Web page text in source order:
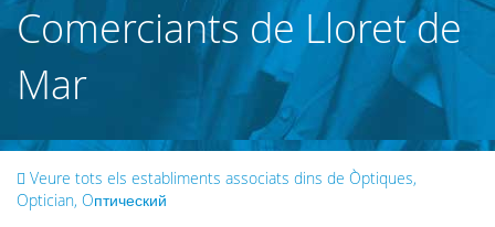
Comerciants de Lloret de
Mar
Veure tots els establiments associats dins de Òptiques,
Optician, Oптический